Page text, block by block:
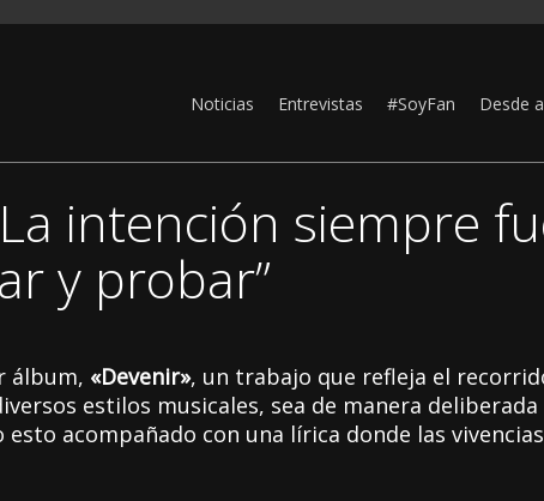
Noticias Entrevistas #SoyFan Desde
intención siempre
y probar”
álbum, «Devenir», un trabajo que refleja el
estilos musicales, sea de manera
acompañado con una lírica donde las